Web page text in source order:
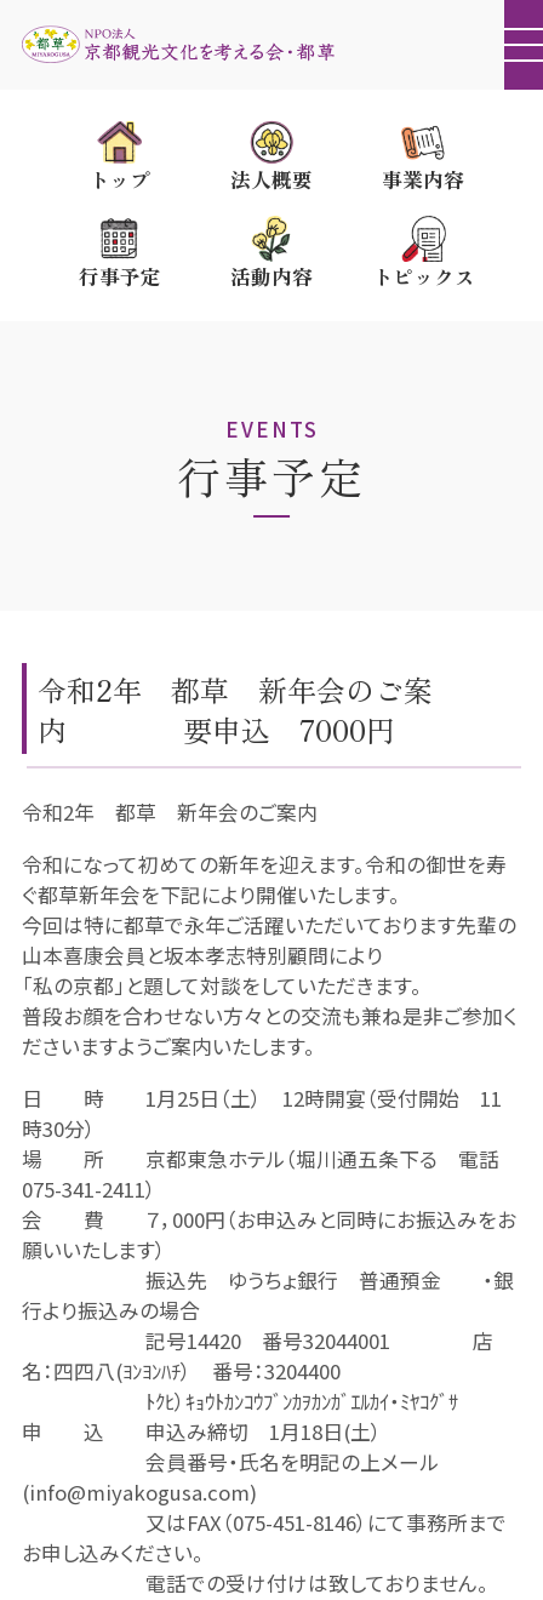
トップ 法人概要 事業内容
行事予定 活動内容 トピックス
EVENTS
行事予定
令和2年 都草 新年会のご案
内 要申込 7000円
令和2年 都草 新年会のご案内
令和になって初めての新年を迎えます。令和の御世を寿
ぐ都草新年会を下記により開催いたします。
今回は特に都草で永年ご活躍いただいております先輩の
山本喜康会員と坂本孝志特別顧問により
「私の京都」と題して対談をしていただきます。
普段お顔を合わせない方々との交流も兼ね是非ご参加く
ださいますようご案内いたします。
日 時 1月25日（土） 12時開宴（受付開始 11
時30分）
場 所 京都東急ホテル（堀川通五条下る 電話
075-341-2411）
会 費 ７，000円（お申込みと同時にお振込みをお
願いいたします）
振込先 ゆうちょ銀行 普通預金 ・銀
行より振込みの場合
記号14420 番号32044001 店
名：四四八(ﾖﾝﾖﾝﾊﾁ） 番号：3204400
ﾄｸﾋ）ｷｮｳﾄｶﾝｺｳﾌﾞﾝｶｦｶﾝｶﾞｴﾙｶｲ・ﾐﾔｺｸﾞｻ
申 込 申込み締切 1月18日(土）
会員番号・氏名を明記の上メール
(info@miyakogusa.com)
又はFAX（075-451-8146）にて事務所まで
お申し込みください。
電話での受け付けは致しておりません。